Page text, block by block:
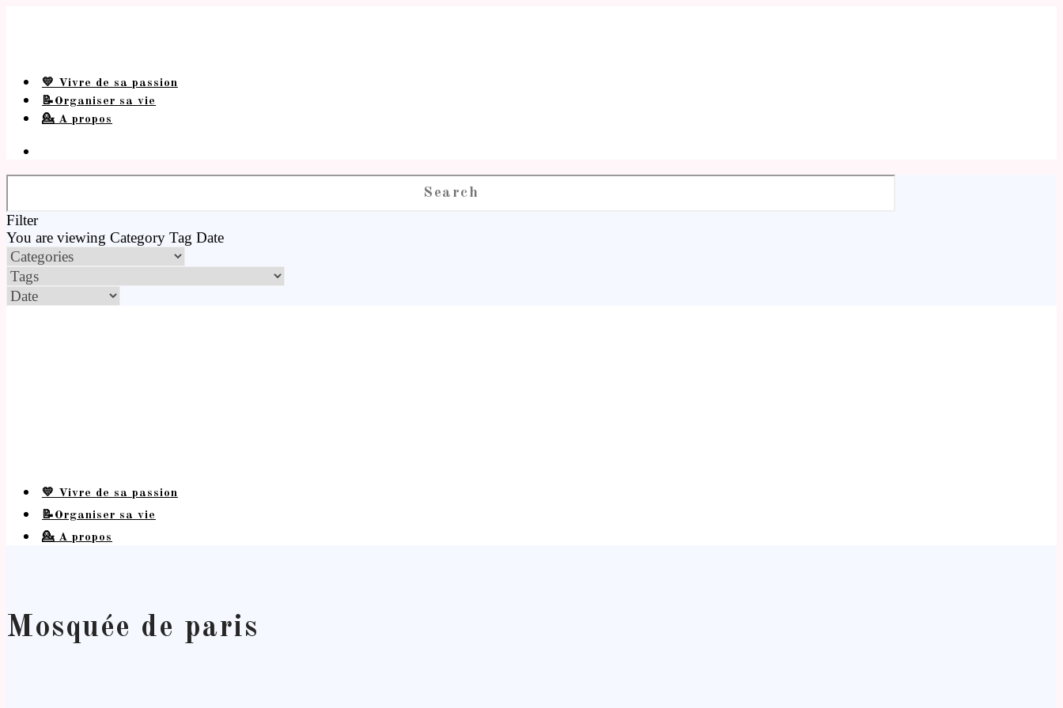
💛 Vivre de sa passion
📝Organiser sa vie
💁 A propos
Filter
You are viewing Category Tag Date
💛 Vivre de sa passion
📝Organiser sa vie
💁 A propos
Mosquée de paris